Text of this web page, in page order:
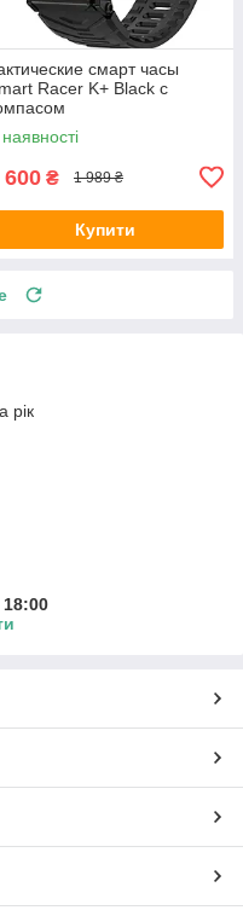
смарт часы
Racer K+ Black с
600 ₴ 1 989 ₴
Купити
рік